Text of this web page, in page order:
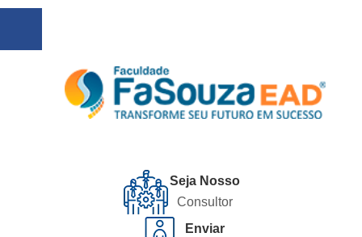
Seja Nosso
Consultor
Enviar